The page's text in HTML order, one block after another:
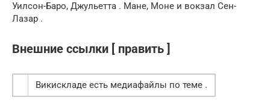
Уилсон-Баро, Джульетта . Мане, Моне и вокзал Сен-
Лазар .
Внешние ссылки [ править ]
Викискладе есть медиафайлы по теме .